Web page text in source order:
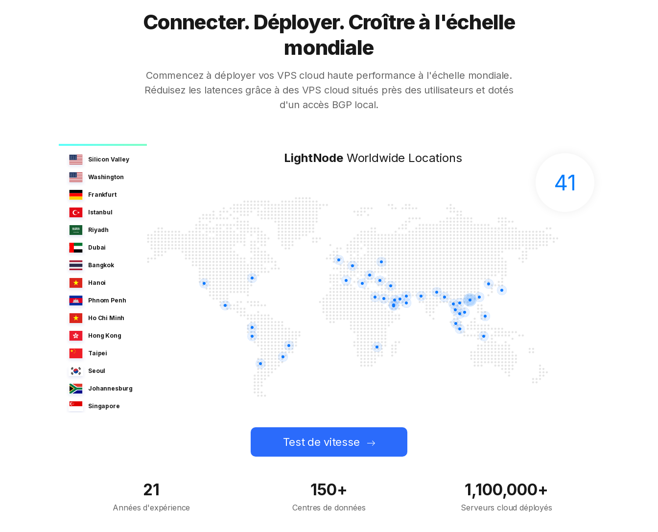
Connecter. Déployer. Croître à l'échelle
mondiale
Commencez à déployer vos VPS cloud haute performance à l'échelle mondiale.
Réduisez les latences grâce à des VPS cloud situés près des utilisateurs et dotés
d'un accès BGP local.
Silicon Valley
Washington
Frankfurt
Istanbul
Riyadh
Dubai
Bangkok
Hanoi
Phnom Penh
Ho Chi Minh
Hong Kong
Taipei
Seoul
Johannesburg
Singapore
LightNode Worldwide Locations
41
Test de vitesse
21
Années d'expérience
150+
Centres de données
1,100,000+
Serveurs cloud déployés